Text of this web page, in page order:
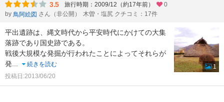
3.5 旅行時期：2009/12（約17年前）
0
by 鳥阿絵図 さん（非公開） 木曽・塩尻 クチコミ：17件
平出遺跡は、縄文時代から平安時代にかけての大集
落跡であり国史跡である。
戦後大規模な発掘が行われたことによってそれらが
発...
続きを読む
投稿日:2013/06/20
1